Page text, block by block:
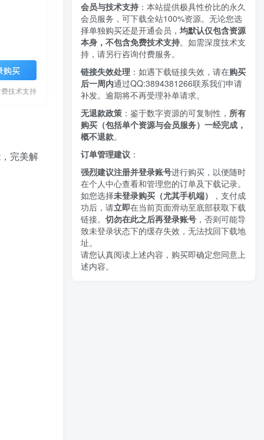
购买
技术支持
完美解
会员与技术支持 ：本站提供极具性价比的永久
会员服务，可下载全站100%资源。无论您选
择单独购买还是开通会员， 均默认仅包含资源
本身，不包含免费技术支持。如需深度技术支
持，请另行咨询付费服务。
链接失效处理 ：如遇下载链接失效，请在购买
后一周内通过QQ:3894381266联系我们申请
补发。逾期将不再受理补单请求。
无退款政策 ：鉴于数字资源的可复制性， 所有
购买（包括单个资源与会员服务）一经完成，
概不退款。
订单管理建议 ：
强烈建议注册并登录账号进行购买，以便随时
在个人中心查看和管理您的订单及下载记录。
如您选择未登录购买（尤其手机端）
，支付成
功后，请立即在当前页面滑动至底部获取下载
链接。 切勿在此之后再登录账号 ，否则可能导
致未登录状态下的缓存失效，无法找回下载地
址。
请您认真阅读上述内容，购买即确定您同意上
述内容。